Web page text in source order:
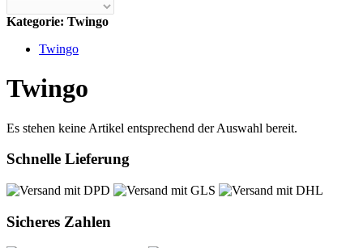
Kategorie: Twingo
Twingo
Twingo
Es stehen keine Artikel entsprechend der Auswahl bereit.
Schnelle Lieferung
Sicheres Zahlen